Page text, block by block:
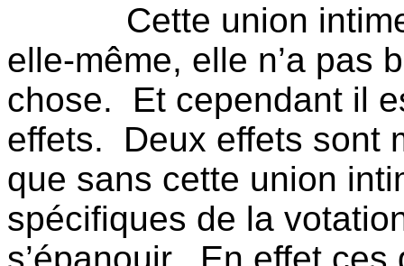
Cette union
elle-même, elle n’a pas
chose.
Et cependant il
effets.
Deux effets sont
que sans cette union
spécifiques de la